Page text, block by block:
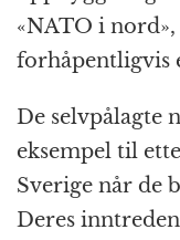
«NATO i
forhåpentligvis
De selvpålagte
eksempel til
Sverige når de
Deres